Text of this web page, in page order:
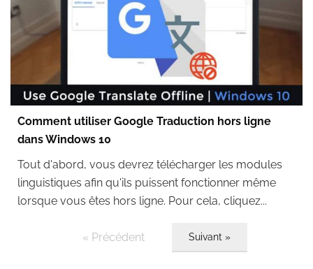
Comment utiliser Google Traduction hors ligne
dans Windows 10
Tout d'abord, vous devrez télécharger les modules
linguistiques afin qu'ils puissent fonctionner même
lorsque vous êtes hors ligne. Pour cela, cliquez...
« Précédent Suivant »